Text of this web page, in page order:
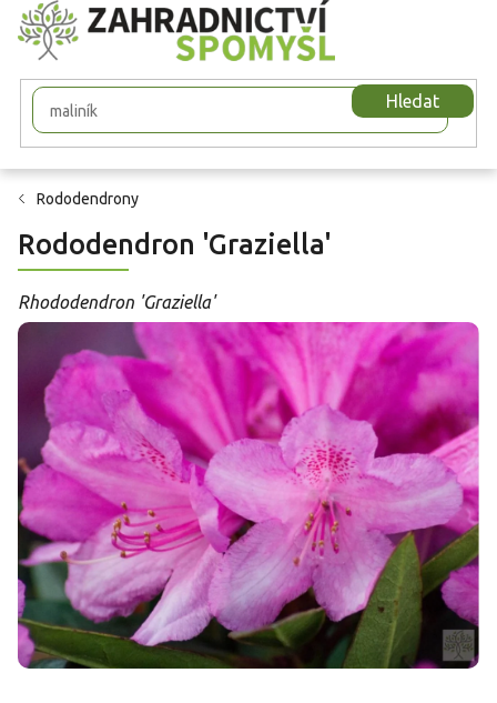
Přejít
na
obsah
Hledat
Rododendrony
Rododendron 'Graziella'
Rhododendron 'Graziella'